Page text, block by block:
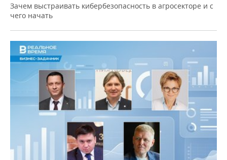
Зачем выстраивать кибербезопасность в агросекторе и с
чего начать